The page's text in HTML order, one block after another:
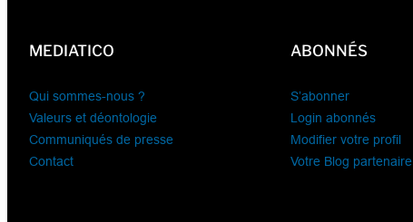
MEDIATICO
Qui sommes-nous ?
Valeurs et déontologie
Communiqués de presse
Contact
ABONNÉS
S’abonner
Login abonnés
Modifier votre profil
Votre Blog partenaire